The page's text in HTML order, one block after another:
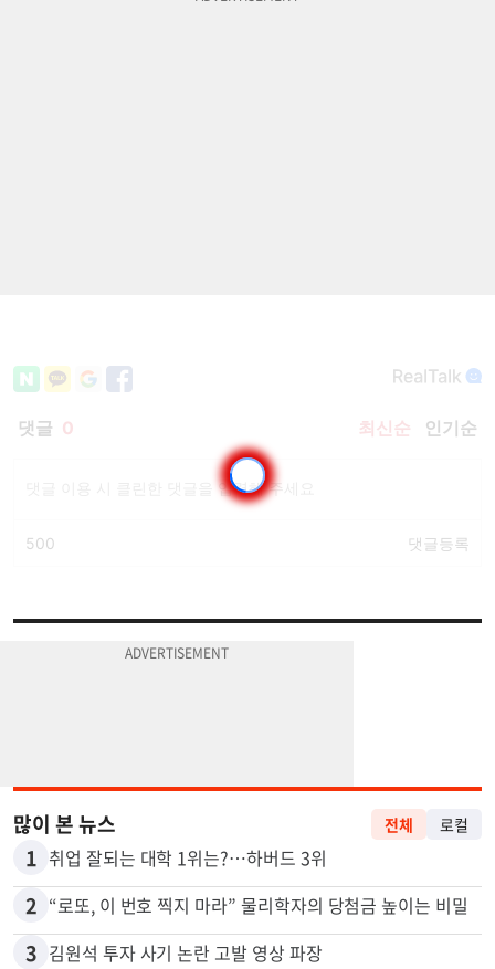
많이 본 뉴스 전체 로컬
1 취업 잘되는 대학 1위는?…하버드 3위
2 “로또, 이 번호 찍지 마라” 물리학자의 당첨금 높이는 비밀
3 김원석 투자 사기 논란 고발 영상 파장